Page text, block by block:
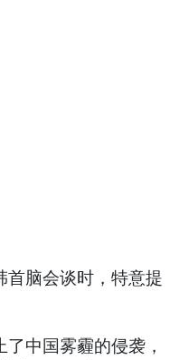
首脑会谈时，特意提
中国雾霾的侵袭，